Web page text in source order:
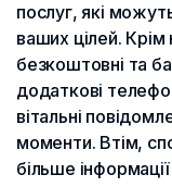
послуг, які
ваших цілей. Крім
безкоштовні та
додаткові
вітальні
моменти. Втім,
більше